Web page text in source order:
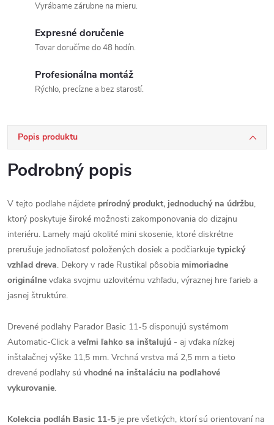
Vyrábame zárubne na mieru.
Expresné doručenie
Tovar doručíme do 48 hodín.
Profesionálna montáž
Rýchlo, precízne a bez starostí.
Popis produktu
Podrobný popis
V tejto podlahe nájdete prírodný produkt, jednoduchý na údržbu,
ktorý poskytuje široké možnosti zakomponovania do dizajnu
interiéru. Lamely majú okolité mini skosenie, ktoré diskrétne
prerušuje jednoliatosť položených dosiek a podčiarkuje typický
vzhľad dreva. Dekory v rade Rustikal pôsobia mimoriadne
originálne vďaka svojmu uzlovitému vzhľadu, výraznej hre farieb a
jasnej štruktúre.
Drevené podlahy Parador Basic 11-5 disponujú systémom
Automatic-Click a veľmi ľahko sa inštalujú - aj vďaka nízkej
inštalačnej výške 11,5 mm. Vrchná vrstva má 2,5 mm a tieto
drevené podlahy sú vhodné na inštaláciu na podlahové
vykurovanie.
Kolekcia podláh Basic 11-5 je pre všetkých, ktorí sú orientovaní na